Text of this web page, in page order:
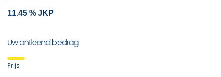
Uw ontleend bedrag
Prijs